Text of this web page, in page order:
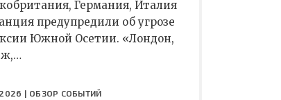
Германия, Италия
предупредили об угрозе
Южной Осетии. «Лондон,
| ОБЗОР СОБЫТИЙ